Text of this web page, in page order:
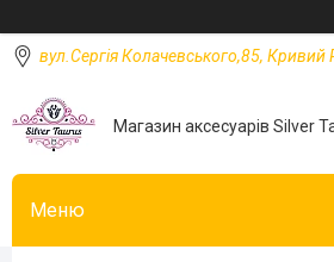
вул.Сергія Колачевського,85, Кривий
Магазин аксесуарів Silver